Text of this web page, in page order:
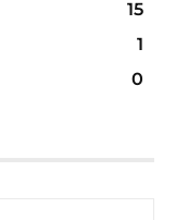
15
1
0